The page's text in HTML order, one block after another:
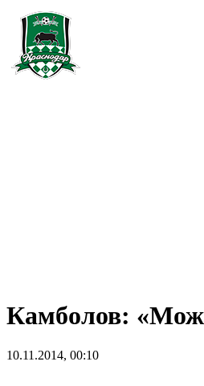
Камболов:
10.11.2014, 00:10